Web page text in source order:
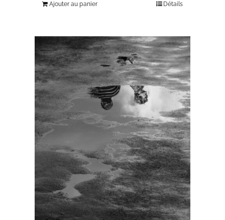
Ajouter au panier Détails